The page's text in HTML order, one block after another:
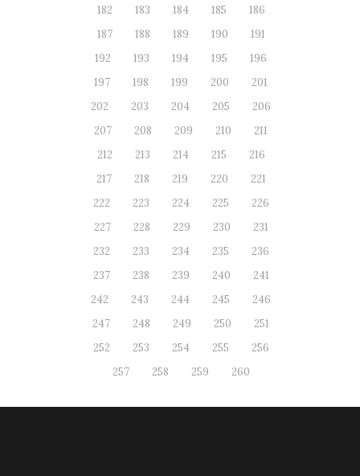
182
183 184 185
186
187
188 189 190
191
192
193 194 195
196
197
198 199 200
201
202
203 204 205
206
207
208 209 210
211
212
213 214 215
216
217
218 219 220
221
222
223 224 225
226
227
228 229 230
231
232
233 234 235
236
237
238 239 240
241
242
243 244 245
246
247
248 249 250
251
252
253 254 255
256
257
258 259 260